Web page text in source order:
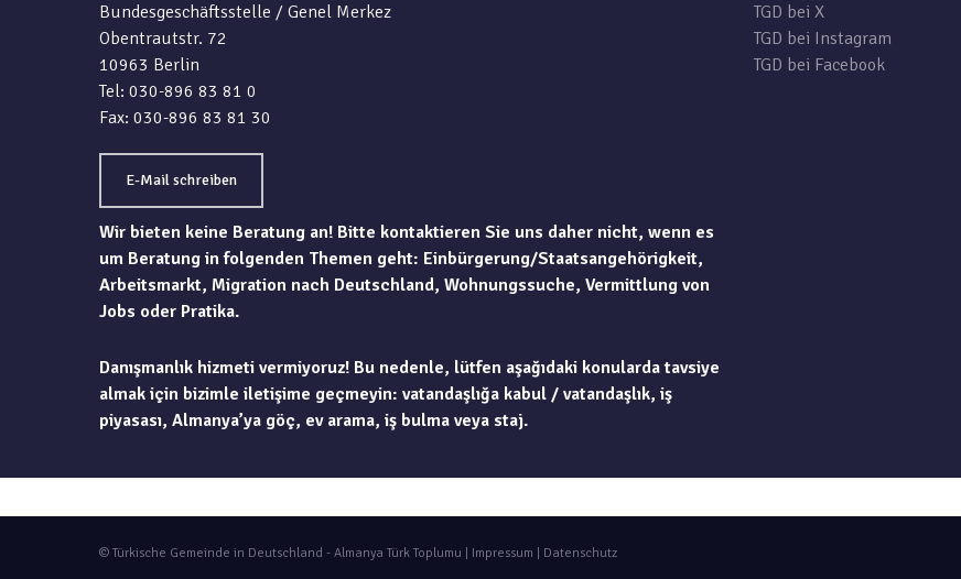
Bundesgeschäftsstelle / Genel Merkez
Obentrautstr. 72
10963 Berlin
Tel: 030-896 83 81 0
Fax: 030-896 83 81 30
E-Mail schreiben
Wir bieten keine Beratung an! Bitte kontaktieren Sie uns daher nicht, wenn es
um Beratung in folgenden Themen geht: Einbürgerung/Staatsangehörigkeit,
Arbeitsmarkt, Migration nach Deutschland, Wohnungssuche, Vermittlung von
Jobs oder Pratika.
Danışmanlık hizmeti vermiyoruz! Bu nedenle, lütfen aşağıdaki konularda tavsiye
almak için bizimle iletişime geçmeyin: vatandaşlığa kabul / vatandaşlık, iş
piyasası, Almanya’ya göç, ev arama, iş bulma veya staj.
TGD bei X
TGD bei Instagram
TGD bei Facebook
© Türkische Gemeinde in Deutschland - Almanya Türk Toplumu | Impressum Datenschutz